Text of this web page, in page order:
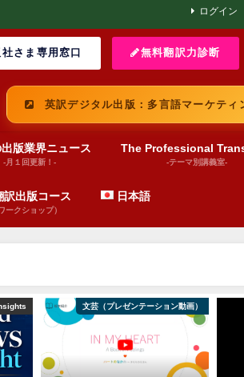
ログイン
さま専用窓口 無料翻訳力診断
英訳デジタル出版：多言語マーケティ
版業界ニュース
-月１回更新！-
The Professional
-テーマ別講義室-
訳出版コース
ークショップ）
日本語
文芸（プレゼンテーション動画）